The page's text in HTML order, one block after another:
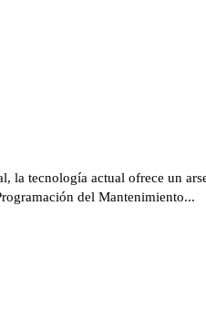
la tecnología actual ofrece un
del Mantenimiento...